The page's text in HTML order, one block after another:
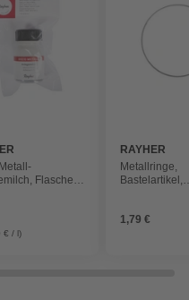
Flasche,
€ / l)
RAYHER
Metallringe,
Bastelartikel,
1,79 €